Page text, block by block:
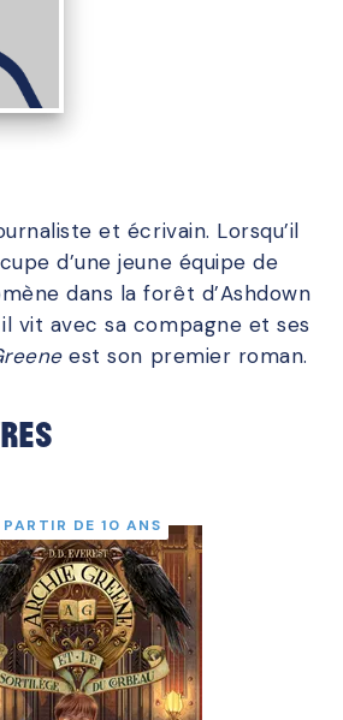
et écrivain. Lorsqu’il
d’une jeune équipe de
dans la forêt d’Ashdown
vit avec sa compagne et ses
est son premier roman.
DE 10 ANS